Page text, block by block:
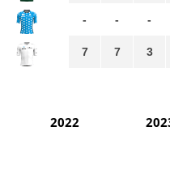
-
7
-
7
-
3
2022